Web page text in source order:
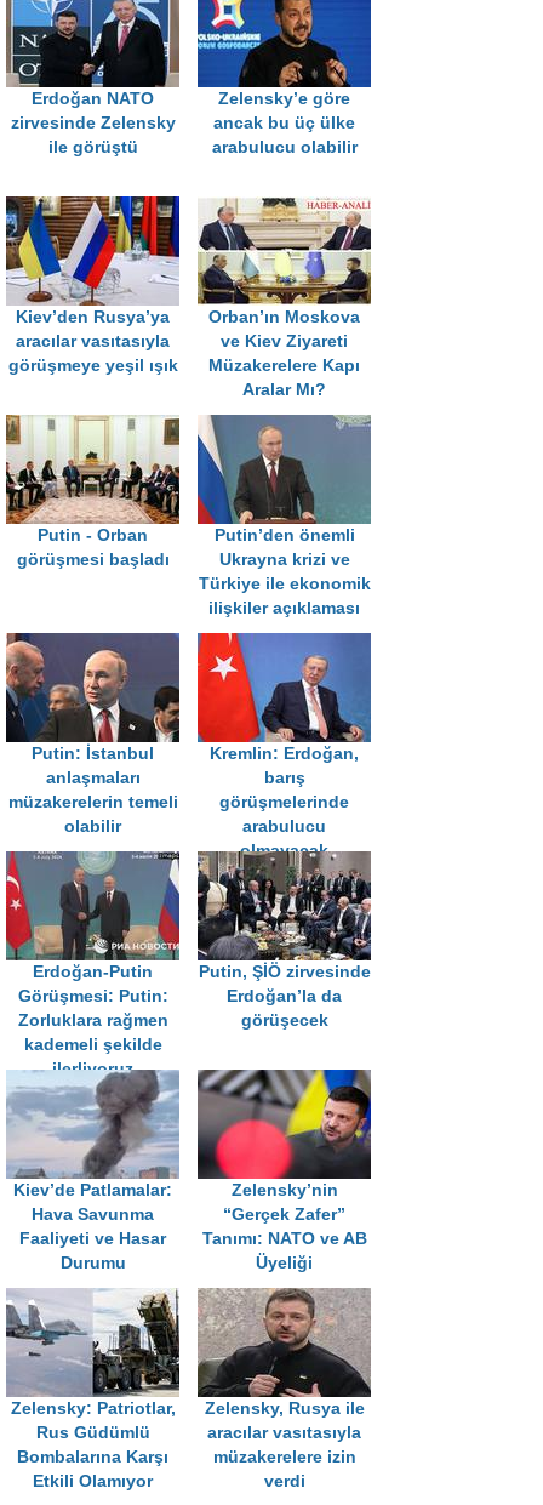
Erdoğan NATO
zirvesinde Zelensky
ile görüştü
Zelensky’e göre
ancak bu üç ülke
arabulucu olabilir
Kiev’den Rusya’ya
aracılar vasıtasıyla
görüşmeye yeşil ışık
Orban’ın Moskova
ve Kiev Ziyareti
Müzakerelere Kapı
Aralar Mı?
Putin - Orban
görüşmesi başladı
Putin’den önemli
Ukrayna krizi ve
Türkiye ile ekonomik
ilişkiler açıklaması
Putin: İstanbul
anlaşmaları
müzakerelerin temeli
olabilir
Kremlin: Erdoğan,
barış
görüşmelerinde
arabulucu
olmayacak
Erdoğan-Putin
Görüşmesi: Putin:
Zorluklara rağmen
kademeli şekilde
ilerliyoruz
Putin, ŞİÖ zirvesinde
Erdoğan’la da
görüşecek
Kiev’de Patlamalar:
Hava Savunma
Faaliyeti ve Hasar
Durumu
Zelensky’nin
“Gerçek Zafer”
Tanımı: NATO ve AB
Üyeliği
Zelensky: Patriotlar,
Rus Güdümlü
Bombalarına Karşı
Etkili Olamıyor
Zelensky, Rusya ile
aracılar vasıtasıyla
müzakerelere izin
verdi